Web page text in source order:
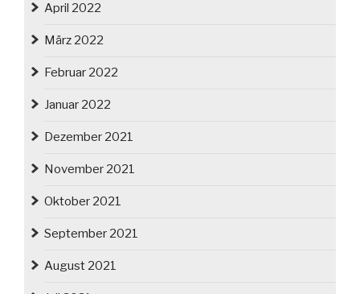
April 2022
März 2022
Februar 2022
Januar 2022
Dezember 2021
November 2021
Oktober 2021
September 2021
August 2021